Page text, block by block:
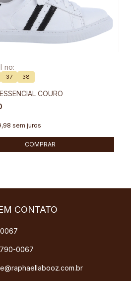
no:
37 38
COURO
sem juros
COMPRAR
CONTATO
0067